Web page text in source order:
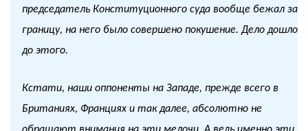
председатель Конституционного суда вообще бежал за
границу, на него было совершено покушение. Дело дошло
до этого.
Кстати, наши оппоненты на Западе, прежде всего в
Британиях, Франциях и так далее, абсолютно не